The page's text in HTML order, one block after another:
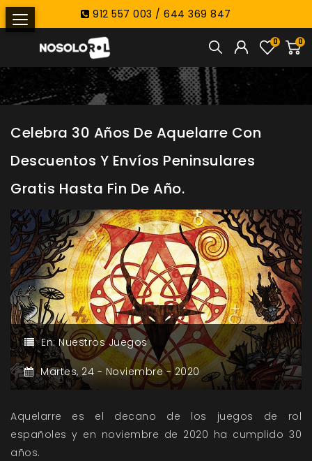
912 557 003 / 644 369 847
0
0
Celebra 30 Años De Aquelarre Con
Descuentos Y Envíos Peninsulares
Gratis Hasta Fin De Año.
En:Nuestros Juegos
Martes, 24 -Noviembre -2020
Aquelarre es el decano de los juegos de rol
españoles y en noviembre de 2020 ha cumplido 30
años.